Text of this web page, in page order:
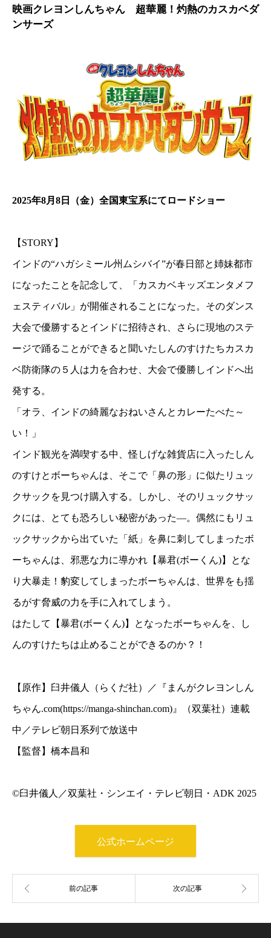
映画クレヨンしんちゃん 超華麗！灼熱のカスカベダ
ンサーズ
2025年8月8日（金）全国東宝系にてロードショー
【STORY】
インドの“ハガシミール州ムシバイ”が春日部と姉妹都市
になったことを記念して、「カスカベキッズエンタメフ
ェスティバル」が開催されることになった。そのダンス
大会で優勝するとインドに招待され、さらに現地のステ
ージで踊ることができると聞いたしんのすけたちカスカ
ベ防衛隊の５人は力を合わせ、大会で優勝しインドへ出
発する。
「オラ、インドの綺麗なおねいさんとカレーたべた～
い！」
インド観光を満喫する中、怪しげな雑貨店に入ったしん
のすけとボーちゃんは、そこで「鼻の形」に似たリュッ
クサックを見つけ購入する。しかし、そのリュックサッ
クには、とても恐ろしい秘密があった—。偶然にもリュ
ックサックから出ていた「紙」を鼻に刺してしまったボ
ーちゃんは、邪悪な力に導かれ【暴君(ボーくん)】とな
り大暴走！豹変してしまったボーちゃんは、世界をも揺
るがす脅威の力を手に入れてしまう。
はたして【暴君(ボーくん)】となったボーちゃんを、し
んのすけたちは止めることができるのか？！
【原作】臼井儀人（らくだ社）／『まんがクレヨンしん
ちゃん.com(https://manga-shinchan.com)』（双葉社）連載
中／テレビ朝日系列で放送中
【監督】橋本昌和
©臼井儀人／双葉社・シンエイ・テレビ朝日・ADK 2025
公式ホームページ